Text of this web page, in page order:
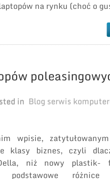
na rynku (choć o
in Blog serwis
wpisie,
klasy biznes, czyli
niż nowy plastik-
podstawowe różnice